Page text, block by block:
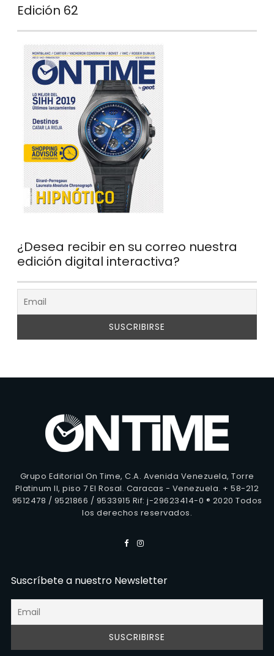
Edición 62
¿Desea recibir en su correo nuestra
edición digital interactiva?
Grupo Editorial On Time, C.A. Avenida Venezuela, Torre
Platinum II, piso 7 El Rosal. Caracas - Venezuela. + 58-212
9512478 / 9521866 / 9533915 Rif: j-29623414-0 ® 2020 Todos
los derechos reservados.
Suscríbete a nuestro Newsletter